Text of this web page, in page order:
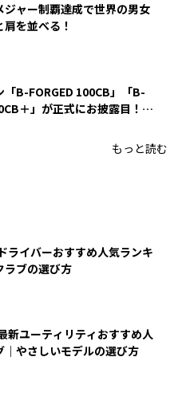
ジャー制覇達成で世界の男女
肩を並べる！
「B-FORGED 100CB」「B-
＋」が正式にお披露目！
もっと読む
ライバーおすすめ人気ランキ
ラブの選び方
新ユーティリティおすすめ人
｜やさしいモデルの選び方